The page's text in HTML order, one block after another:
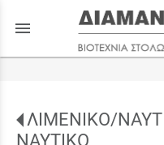
menu
ΛΙΜΕΝΙΚΟ/
ΝΑΥΤΙΚΟ